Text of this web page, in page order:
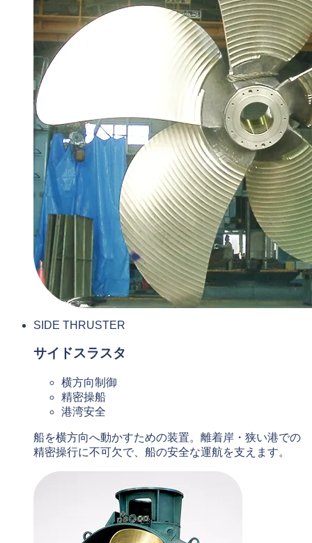
SIDE THRUSTER
サイドスラスタ
横方向制御
精密操船
港湾安全
船を横方向へ動かすための装置。離着岸・狭い港での
精密操行に不可欠で、船の安全な運航を支えます。